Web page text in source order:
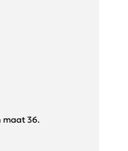
maat 36.